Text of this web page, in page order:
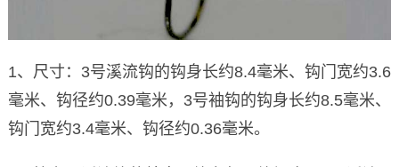
1、尺寸：3号溪流钩的钩身长约8.4毫米、钩门宽约3.6
毫米、钩径约0.39毫米，3号袖钩的钩身长约8.5毫米、
钩门宽约3.4毫米、钩径约0.36毫米。